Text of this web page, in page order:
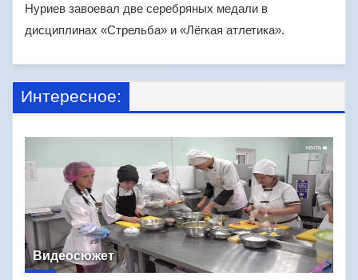
Нуриев завоевал две серебряных медали в
дисциплинах «Стрельба» и «Лёгкая атлетика».
Интересное:
Видеосюжет